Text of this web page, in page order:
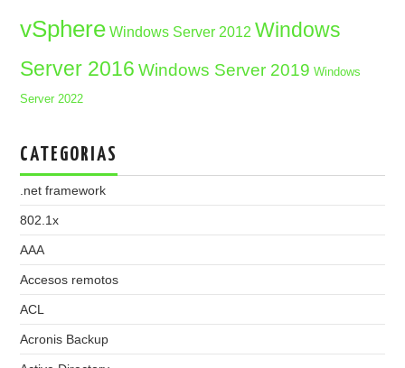
vSphere Windows Server 2012 Windows
Server 2016 Windows Server 2019 Windows
Server 2022
CATEGORIAS
.net framework
802.1x
AAA
Accesos remotos
ACL
Acronis Backup